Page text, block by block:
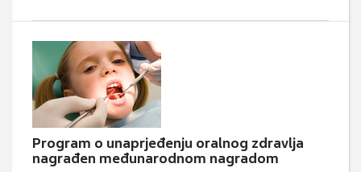
Program o unaprjeđenju oralnog zdravlja
nagrađen međunarodnom nagradom